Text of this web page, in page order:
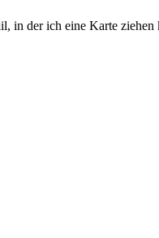
in der ich eine Karte ziehen